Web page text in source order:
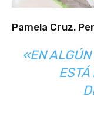
Pamela Cruz.
«EN
ESTÁ